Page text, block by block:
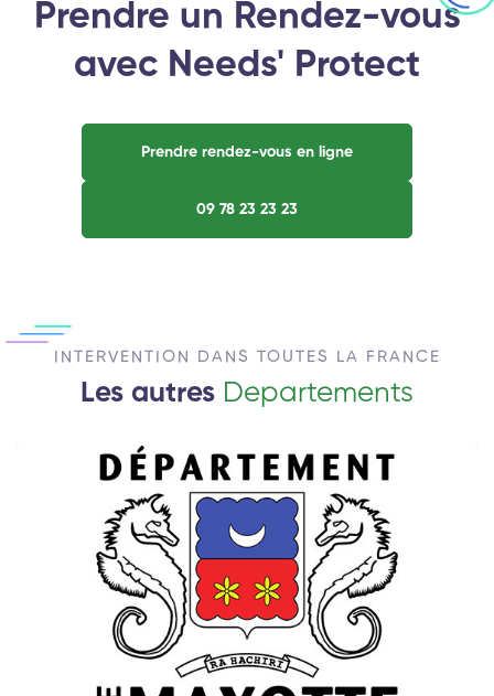
Prendre un Rendez-vous
avec Needs' Protect
Prendre rendez-vous en ligne
09 78 23 23 23
INTERVENTION DANS TOUTES LA FRANCE
Les autres Departements